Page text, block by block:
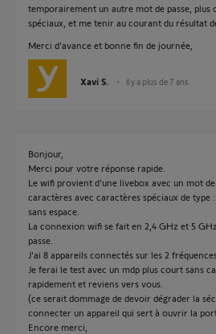
temporairement un autre mot de passe, plus
spéciaux, et me tenir au courant du résultat
Merci d'avance et bonne fin de journée,
Xavi S. il y a plus de 7 ans
Bonjour,
Merci pour votre réponse rapide.
Le wifi provient d'une livebox avec un mot de
caractères avec caractères spéciaux de
sans espace.
La connexion wifi se fait en 2,4 GHz et 5
passe.
J'ai 8 appareils connectés sur les 2
Je ferai le test avec un mdp plus court sans
rapidement et reviens vers vous.
(ce serait dommage de devoir dégrader la
connecter un appareil qui sert à ouvrir la
Encore merci,